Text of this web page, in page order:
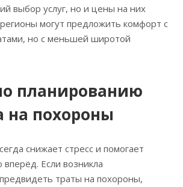
выбор услуг, но и цены на них
могут предложить комфорт с
но с меньшей широтой
планированию
похороны
снижает стресс и помогает
Если возникла
траты на похороны,